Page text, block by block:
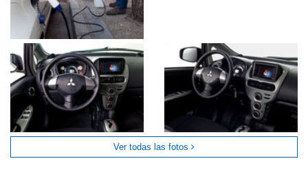
Ver todas las fotos